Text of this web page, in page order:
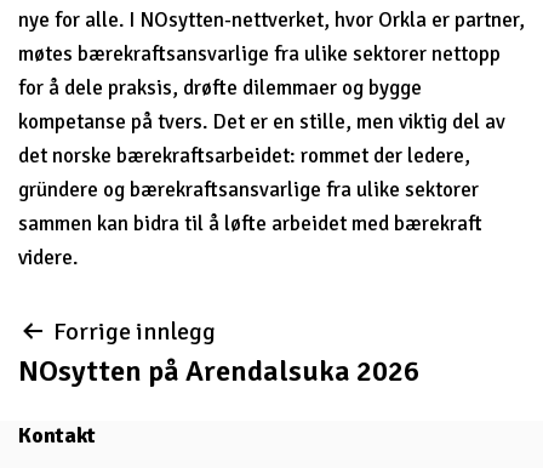
nye for alle. I NOsytten-nettverket, hvor Orkla er partner,
møtes bærekraftsansvarlige fra ulike sektorer nettopp
for å dele praksis, drøfte dilemmaer og bygge
kompetanse på tvers. Det er en stille, men viktig del av
det norske bærekraftsarbeidet: rommet der ledere,
gründere og bærekraftsansvarlige fra ulike sektorer
sammen kan bidra til å løfte arbeidet med bærekraft
videre.
Innleggsnavigasjon
Forrige innlegg
NOsytten på Arendalsuka 2026
Kontakt